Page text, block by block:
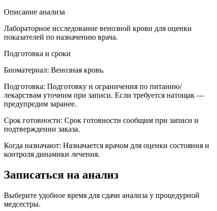
Описание анализа
Лабораторное исследование венозной крови для оценки
показателей по назначению врача.
Подготовка и сроки
Биоматериал: Венозная кровь.
Подготовка: Подготовку и ограничения по питанию/
лекарствам уточним при записи. Если требуется натощак —
предупредим заранее.
Срок готовности: Срок готовности сообщим при записи и
подтверждении заказа.
Когда назначают: Назначается врачом для оценки состояния и
контроля динамики лечения.
Записаться на анализ
Выберите удобное время для сдачи анализа у процедурной
медсестры.